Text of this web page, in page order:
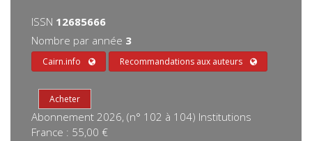
ISSN 12685666
Nombre par année 3
Cairn.info Recommandations aux auteurs
Abonnement 2026, (n° 102 à 104) Institutions
France : 55,00 €